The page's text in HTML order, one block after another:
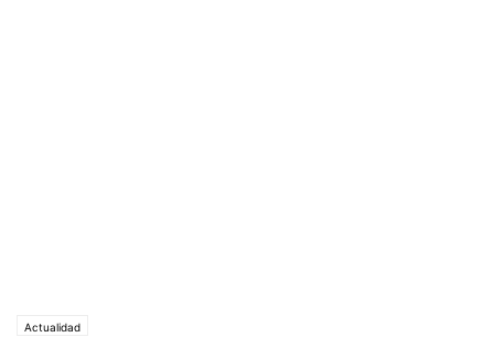
Actualidad